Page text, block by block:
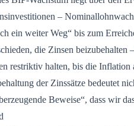
–
ein weiter Weg“ bis zum
die Zinsen beizubehalten
restriktiv halten, bis die Inflation
der Zinssätze bedeutet
Beweise“, dass wir